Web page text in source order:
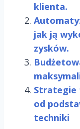
klienta.
jak ją
zysków.
Strategie
od
techniki